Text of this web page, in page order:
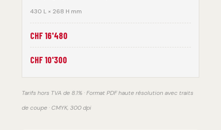
430 L × 268 H mm
CHF 16'480
CHF 10'300
Tarifs hors TVA de 8.1% · Format PDF haute résolution avec traits
de coupe · CMYK, 300 dpi